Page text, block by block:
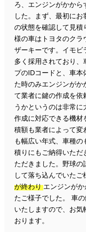
ろ、エンジンがかか
した。まず、最初に
の状態を確認して見積
様の車はトヨタのクラ
ザーキーです。イモビ
多く採用されており、
プのIDコードと、車本
た時のみエンジンがか
て業者に鍵の作成を依
うかというのは非常
作成に対応できる機材
積額も業者によって変
も幅広い年式、車種
積りにもご納得いただ
ただきました。野球の
して落ち込んでいたご
が終わりエンジンが
たご様子でした。 車
いたしますので、お気
おります。